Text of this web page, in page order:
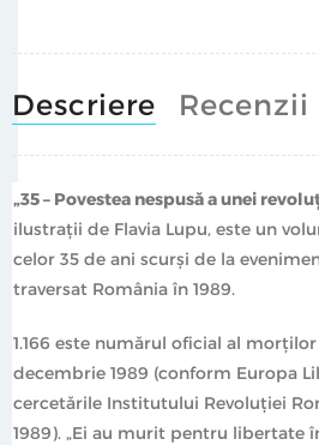
noastre.
A colaborat în proiectele sale cu
premii decernate în lumea artei
respectiv premiul „Marcel
- Asociația pentru Difuzarea
Franceze.
Descriere Recenzii
„35 – Povestea nespusă a unei
ilustrații de Flavia Lupu, este un
celor 35 de ani scurși de la
traversat România în 1989.
1.166 este numărul oficial al morților
decembrie 1989 (conform Europa
cercetările Institutului Revoluției
1989). „Ei au murit pentru libertate